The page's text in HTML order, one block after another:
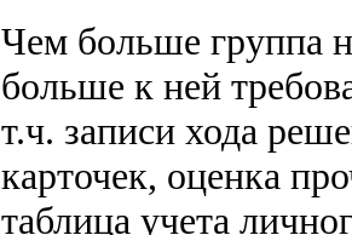
Чем больше группа
больше к ней
т.ч. записи хода
карточек, оценка
таблица учета